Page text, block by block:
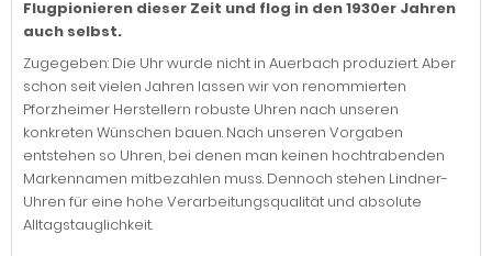
Flugpionieren dieser Zeit und flog in den 1930er Jahren
auch selbst.
Zugegeben: Die Uhr wurde nicht in Auerbach produziert. Aber
schon seit vielen Jahren lassen wir von renommierten
Pforzheimer Herstellern robuste Uhren nach unseren
konkreten Wünschen bauen. Nach unseren Vorgaben
entstehen so Uhren, bei denen man keinen hochtrabenden
Markennamen mitbezahlen muss. Dennoch stehen Lindner-
Uhren für eine hohe Verarbeitungsqualität und absolute
Alltagstauglichkeit.